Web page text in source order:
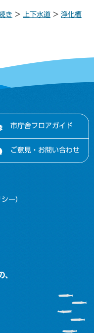
き > 上下水道 > 浄化槽
市庁舎フロアガイド
ご意見・お問い合わせ
ー）